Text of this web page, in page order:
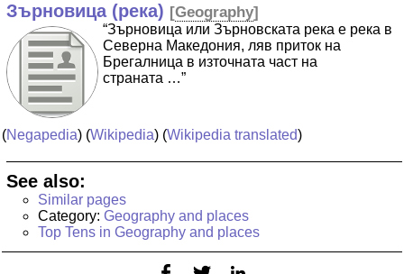
Зърновица (река) [Geography]
“Зърновица или Зърновската река е река в
Северна Македония, ляв приток на
Брегалница в източната част на
страната …”
(Negapedia) (Wikipedia) (Wikipedia translated)
See also:
Similar pages
Category: Geography and places
Top Tens in Geography and places